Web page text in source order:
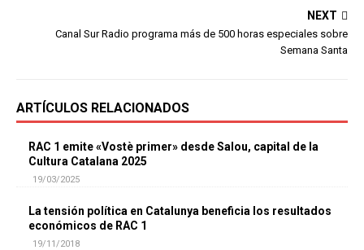
NEXT
Canal Sur Radio programa más de 500 horas especiales sobre
Semana Santa
ARTÍCULOS RELACIONADOS
RAC 1 emite «Vostè primer» desde Salou, capital de la
Cultura Catalana 2025
19/03/2025
La tensión política en Catalunya beneficia los resultados
económicos de RAC 1
19/11/2018